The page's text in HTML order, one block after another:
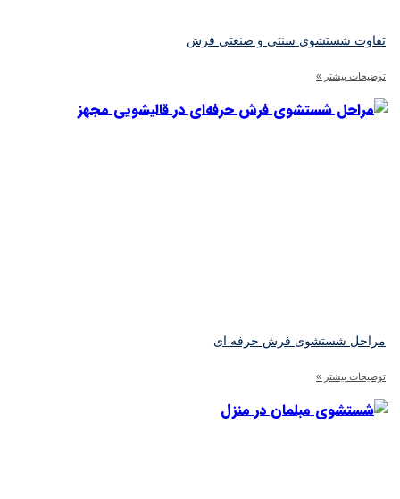
شستشوی سنتی و صنعتی فرش
بیشتر »
شستشوی فرش حرفه‌ ای
بیشتر »